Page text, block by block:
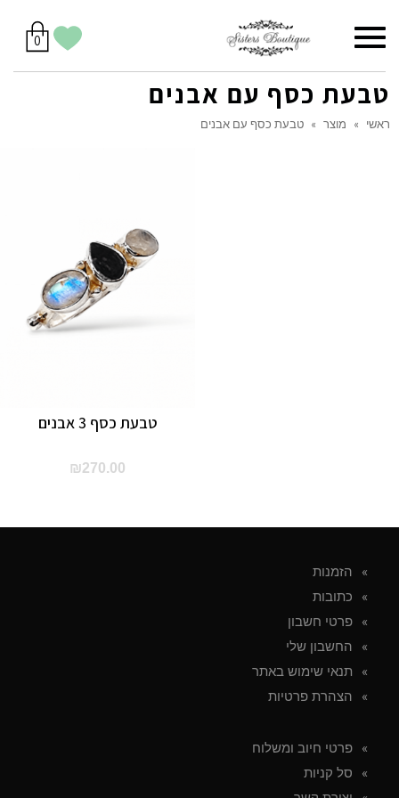
יש
לך
0מוצרים
בסל
הווישליסט
תפריט
טבעת כסף עם אבנים
ראשי » מוצר » טבעת כסף עם אבנים
טבעת כסף 3 אבנים
₪270.00
הזמנות
כתובות
פרטי חשבון
החשבון שלי
תנאי שימוש באתר
הצהרת פרטיות
פרטי חיוב ומשלוח
סל קניות